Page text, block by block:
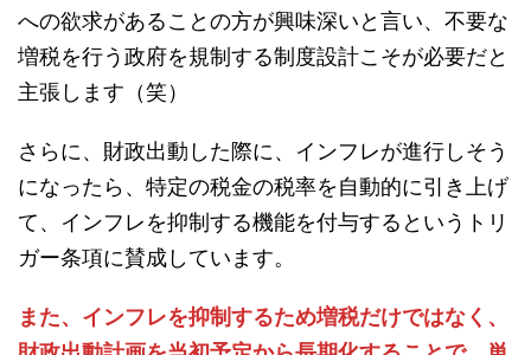
への欲求があることの方が興味深いと言い、不要な
増税を行う政府を規制する制度設計こそが必要だと
主張します（笑）
さらに、財政出動した際に、インフレが進行しそう
になったら、特定の税金の税率を自動的に引き上げ
て、インフレを抑制する機能を付与するというトリ
ガー条項に賛成しています。
また、インフレを抑制するため増税だけではなく、